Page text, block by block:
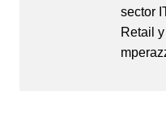
sector
Retail